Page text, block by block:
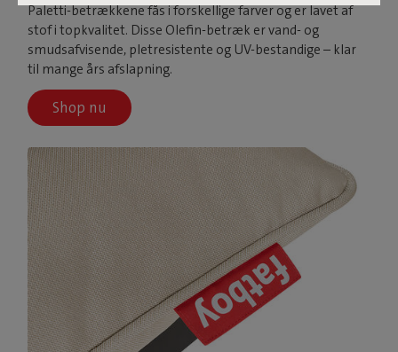
Paletti-betrækkene fås i forskellige farver og er lavet af
stof i topkvalitet. Disse Olefin-betræk er vand- og
smudsafvisende, pletresistente og UV-bestandige – klar
til mange års afslapning.
Shop nu